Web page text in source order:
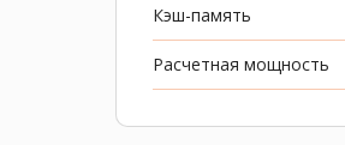
Кэш-память
Расчетная мощность